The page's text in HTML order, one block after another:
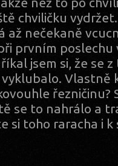
chviličku
až nečekaně
prvním
jsem si, že se
Vlastně
řezničinu?
se to nahrálo a
si toho raracha i k